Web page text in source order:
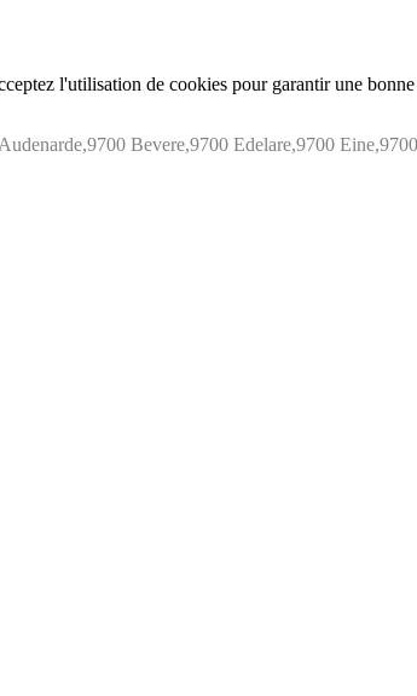
l'utilisation de cookies pour garantir une
Bevere,9700 Edelare,9700